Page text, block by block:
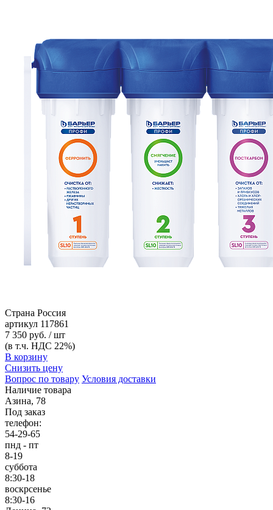
Страна Россия
артикул 117861
7 350 руб. / шт
(в т.ч. НДС 22%)
В корзину
Снизить цену
Вопрос по товару Условия доставки
Наличие товара
Азина, 78
Под заказ
телефон:
54-29-65
пнд - пт
8-19
суббота
8:30-18
воскрсенье
8:30-16